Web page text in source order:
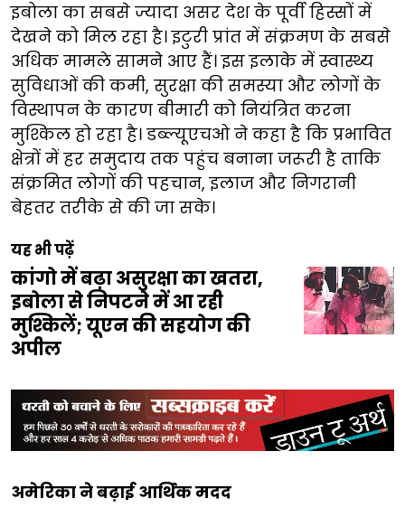
इबोला का सबसे ज्यादा असर देश के पूर्वी हिस्सों में
देखने को मिल रहा है। इटुरी प्रांत में संक्रमण के सबसे
अधिक मामले सामने आए हैं। इस इलाके में स्वास्थ्य
सुविधाओं की कमी, सुरक्षा की समस्या और लोगों के
विस्थापन के कारण बीमारी को नियंत्रित करना
मुश्किल हो रहा है। डब्ल्यूएचओ ने कहा है कि प्रभावित
क्षेत्रों में हर समुदाय तक पहुंच बनाना जरूरी है ताकि
संक्रमित लोगों की पहचान, इलाज और निगरानी
बेहतर तरीके से की जा सके।
यह भी पढ़ें
कांगो में बढ़ा असुरक्षा का खतरा,
इबोला से निपटने में आ रही
मुश्किलें; यूएन की सहयोग की
अपील
अमेरिका ने बढ़ाई आर्थिक मदद